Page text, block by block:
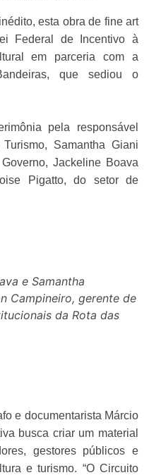
esta obra de fine art
Federal de Incentivo à
em parceria com a
que sediou o
pela responsável
Samantha Giani
Jackeline Boava
Pigatto, do setor de
e Samantha
Campineiro, gerente de
da Rota das
e documentarista Márcio
busca criar um material
gestores públicos e
e turismo. “O Circuito